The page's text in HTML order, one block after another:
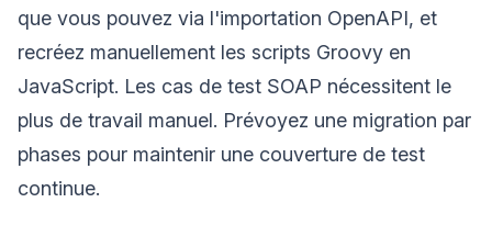
que vous pouvez via l'importation OpenAPI, et
recréez manuellement les scripts Groovy en
JavaScript. Les cas de test SOAP nécessitent le
plus de travail manuel. Prévoyez une migration par
phases pour maintenir une couverture de test
continue.